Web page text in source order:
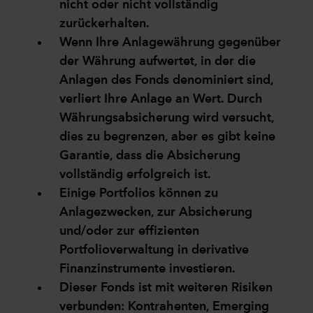
nicht oder nicht vollständig
zurückerhalten.
Wenn Ihre Anlagewährung gegenüber
der Währung aufwertet, in der die
Anlagen des Fonds denominiert sind,
verliert Ihre Anlage an Wert. Durch
Währungsabsicherung wird versucht,
dies zu begrenzen, aber es gibt keine
Garantie, dass die Absicherung
vollständig erfolgreich ist.
Einige Portfolios können zu
Anlagezwecken, zur Absicherung
und/oder zur effizienten
Portfolioverwaltung in derivative
Finanzinstrumente investieren.
Dieser Fonds ist mit weiteren Risiken
verbunden: Kontrahenten, Emerging